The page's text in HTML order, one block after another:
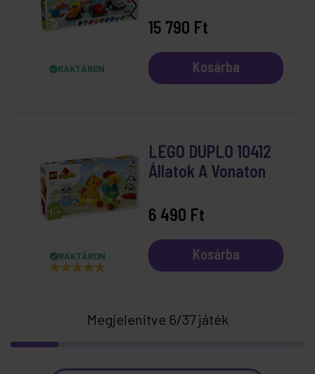
RAKTÁRON
15 790 Ft
Kosárba
RAKTÁRON
LEGO DUPLO 10412
Állatok A Vonaton
6 490 Ft
Kosárba
Megjelenítve 6/37 játék